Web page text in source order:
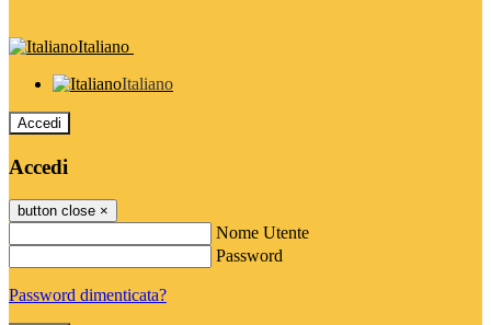
Italiano
Italiano
Accedi
Accedi
button close ×
Nome Utente
Password
Password dimenticata?